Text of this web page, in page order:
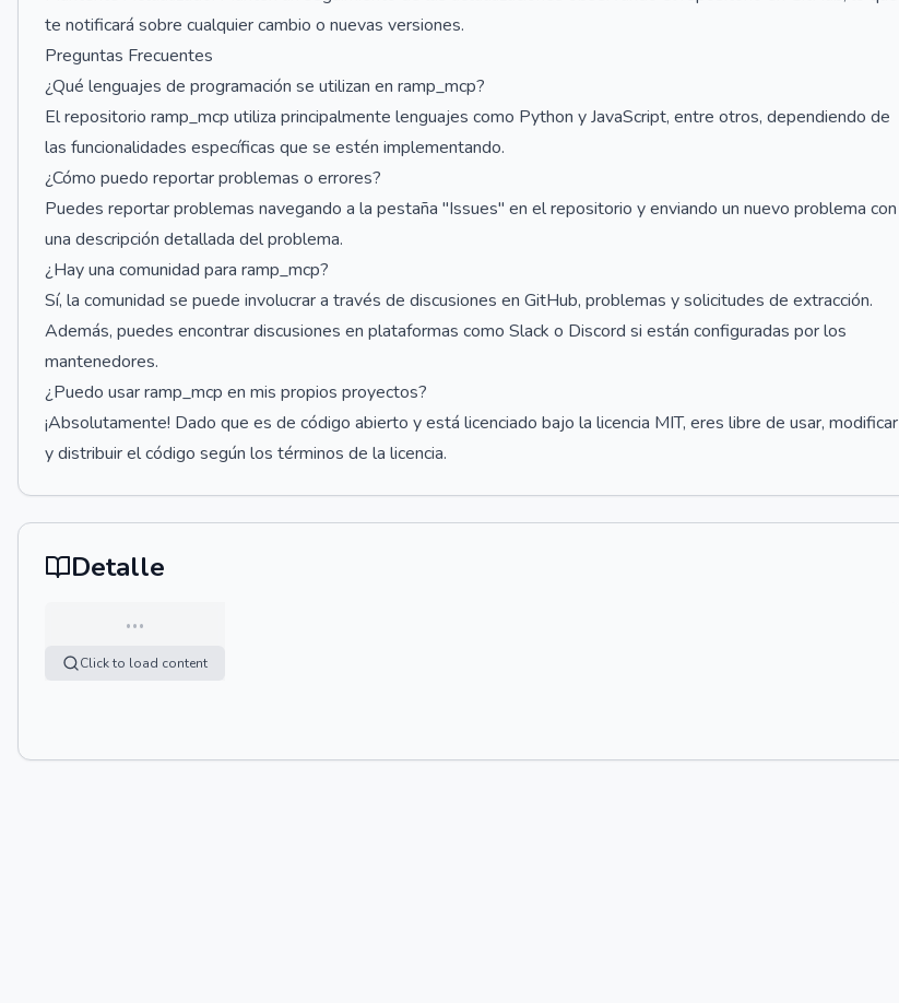
te notificará sobre cualquier cambio o nuevas versiones.
Preguntas Frecuentes
¿Qué lenguajes de programación se utilizan en ramp_mcp?
El repositorio ramp_mcp utiliza principalmente lenguajes como Python y JavaScript, entre otros, dependiendo de
las funcionalidades específicas que se estén implementando.
¿Cómo puedo reportar problemas o errores?
Puedes reportar problemas navegando a la pestaña "Issues" en el repositorio y enviando un nuevo problema con
una descripción detallada del problema.
¿Hay una comunidad para ramp_mcp?
Sí, la comunidad se puede involucrar a través de discusiones en GitHub, problemas y solicitudes de extracción.
Además, puedes encontrar discusiones en plataformas como Slack o Discord si están configuradas por los
mantenedores.
¿Puedo usar ramp_mcp en mis propios proyectos?
¡Absolutamente! Dado que es de código abierto y está licenciado bajo la licencia MIT, eres libre de usar, modificar
y distribuir el código según los términos de la licencia.
Detalle
…
Click to load content